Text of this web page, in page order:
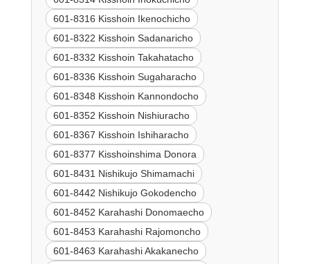
601-8316 Kisshoin Ikenochicho
601-8322 Kisshoin Sadanaricho
601-8332 Kisshoin Takahatacho
601-8336 Kisshoin Sugaharacho
601-8348 Kisshoin Kannondocho
601-8352 Kisshoin Nishiuracho
601-8367 Kisshoin Ishiharacho
601-8377 Kisshoinshima Donora
601-8431 Nishikujo Shimamachi
601-8442 Nishikujo Gokodencho
601-8452 Karahashi Donomaecho
601-8453 Karahashi Rajomoncho
601-8463 Karahashi Akakanecho